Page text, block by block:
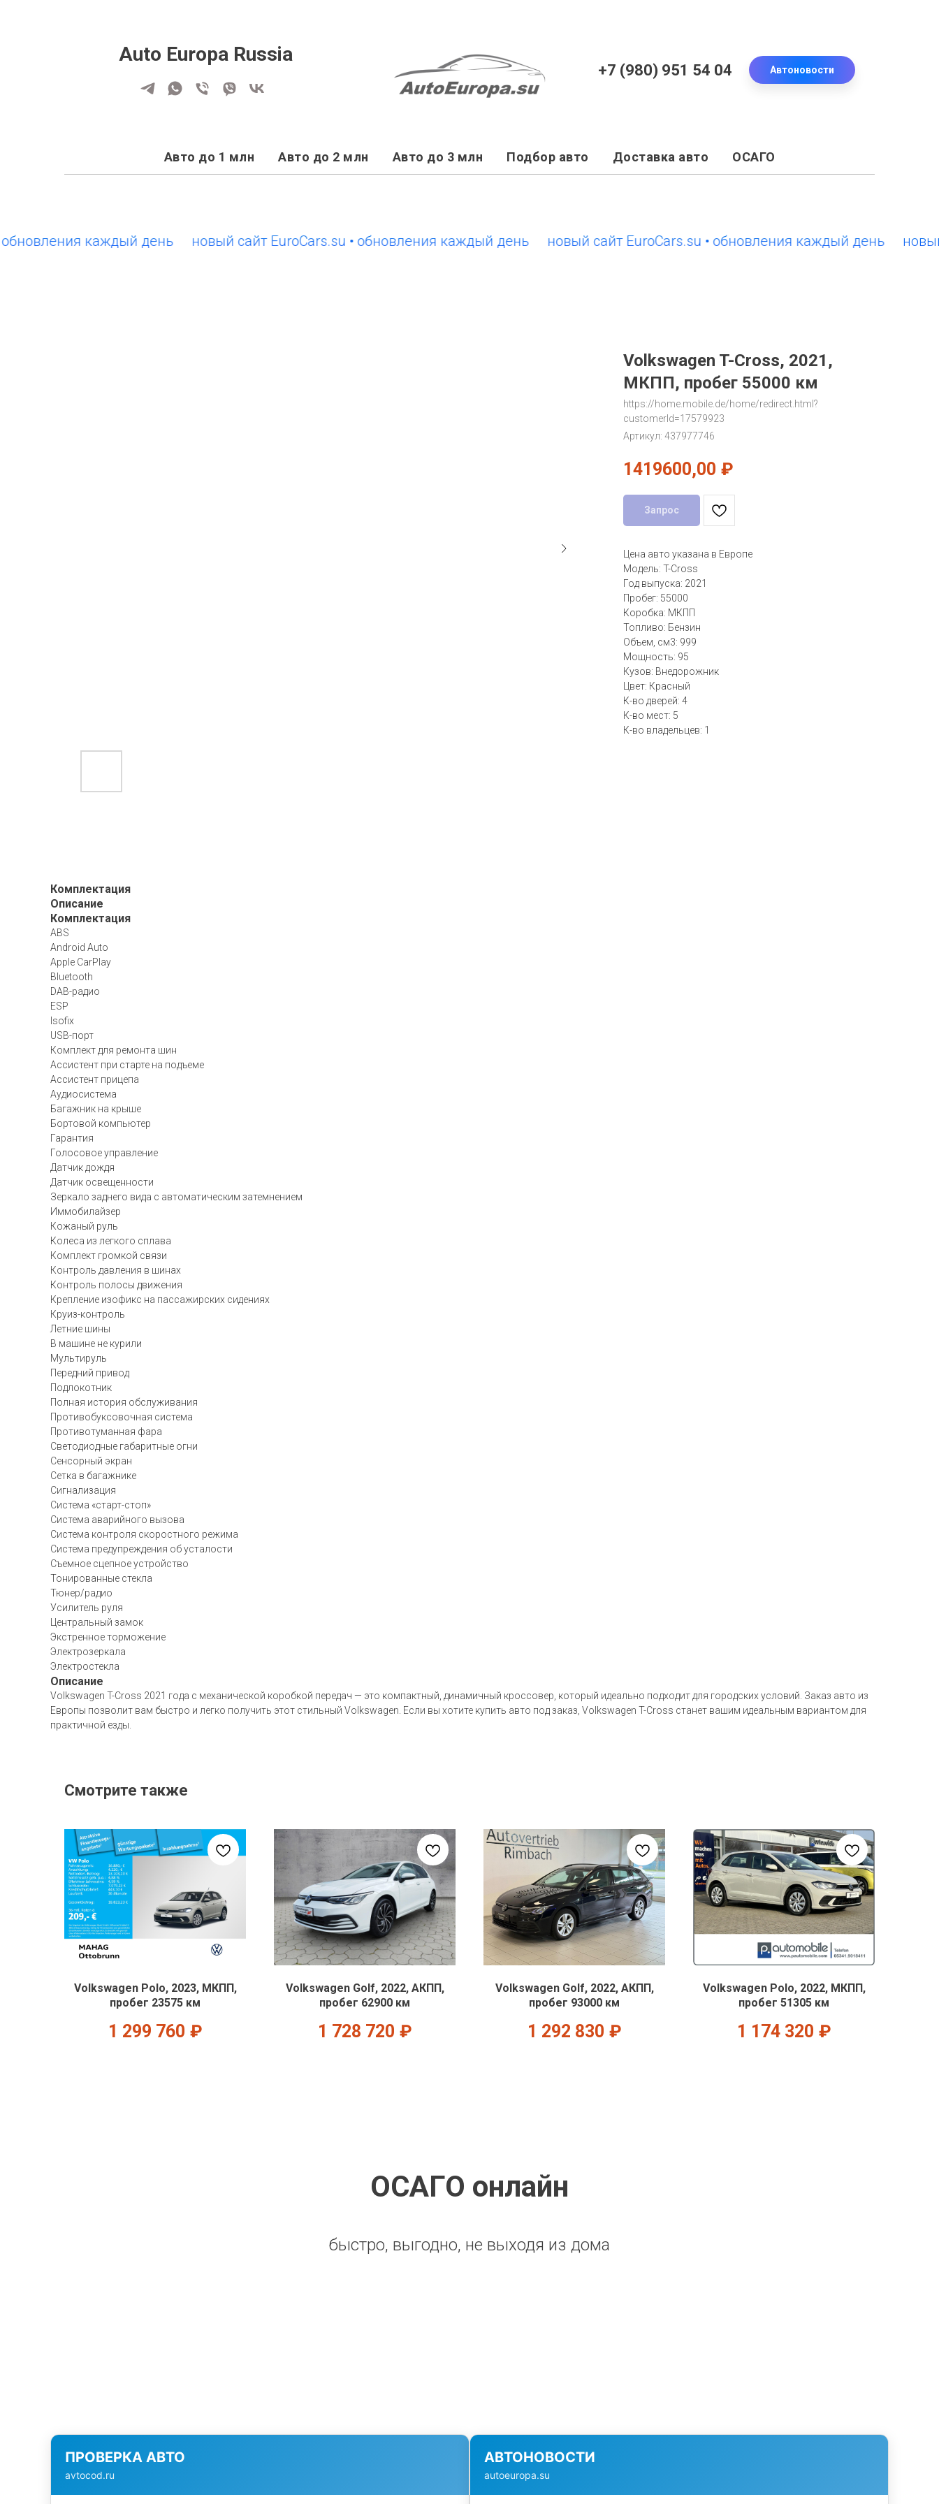
Auto Europa Russia
+7 (980) 951 54 04 Автоновости
Авто до 1 млн Авто до 2 млн Авто до 3 млн Подбор авто Доставка авто ОСАГО
каждый день новый сайт EuroCars.su • обновления каждый день новый сайт EuroCars.su • обновления каждый день новый
Volkswagen T-Cross, 2021,
МКПП, пробег 55000 км
https://home.mobile.de/home/redirect.html?
customerId=17579923
Артикул: 437977746
1419600,00 ₽
Запрос
Цена авто указана в Европе
Модель: T-Cross
Год выпуска: 2021
Пробег: 55000
Коробка: МКПП
Топливо: Бензин
Объем, см3: 999
Мощность: 95
Кузов: Внедорожник
Цвет: Красный
К-во дверей: 4
К-во мест: 5
К-во владельцев: 1
Комплектация
Описание
Комплектация
ABS
Android Auto
Apple CarPlay
Bluetooth
DAB-радио
ESP
Isofix
USB-порт
Комплект для ремонта шин
Ассистент при старте на подъеме
Ассистент прицепа
Аудиосистема
Багажник на крыше
Бортовой компьютер
Гарантия
Голосовое управление
Датчик дождя
Датчик освещенности
Зеркало заднего вида с автоматическим затемнением
Иммобилайзер
Кожаный руль
Колеса из легкого сплава
Комплект громкой связи
Контроль давления в шинах
Контроль полосы движения
Крепление изофикс на пассажирских сидениях
Круиз-контроль
Летние шины
В машине не курили
Мультируль
Передний привод
Подлокотник
Полная история обслуживания
Противобуксовочная система
Противотуманная фара
Светодиодные габаритные огни
Сенсорный экран
Сетка в багажнике
Сигнализация
Система «старт-стоп»
Система аварийного вызова
Система контроля скоростного режима
Система предупреждения об усталости
Съемное сцепное устройство
Тонированные стекла
Тюнер/радио
Усилитель руля
Центральный замок
Экстренное торможение
Электрозеркала
Электростекла
Описание
Volkswagen T-Cross 2021 года с механической коробкой передач — это компактный, динамичный кроссовер, который идеально подходит для городских условий. Заказ авто из
Европы позволит вам быстро и легко получить этот стильный Volkswagen. Если вы хотите купить авто под заказ, Volkswagen T-Cross станет вашим идеальным вариантом для
практичной езды.
Смотрите также
Volkswagen Polo, 2023, МКПП,
пробег 23575 км
1 299 760 ₽
Volkswagen Golf, 2022, АКПП,
пробег 62900 км
1 728 720 ₽
Volkswagen Golf, 2022, АКПП,
пробег 93000 км
1 292 830 ₽
Volkswagen Polo, 2022, МКПП,
пробег 51305 км
1 174 320 ₽
ОСАГО онлайн
быстро, выгодно, не выходя из дома
ПРОВЕРКА АВТО
avtocod.ru
АВТОНОВОСТИ
autoeuropa.su